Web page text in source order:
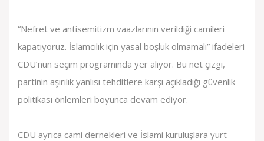
“Nefret ve antisemitizm vaazlarının verildiği camileri
kapatıyoruz. İslamcılık için yasal boşluk olmamalı” ifadeleri
CDU’nun seçim programında yer alıyor. Bu net çizgi,
partinin aşırılık yanlısı tehditlere karşı açıkladığı güvenlik
politikası önlemleri boyunca devam ediyor.
CDU ayrıca cami dernekleri ve İslami kuruluşlara yurt